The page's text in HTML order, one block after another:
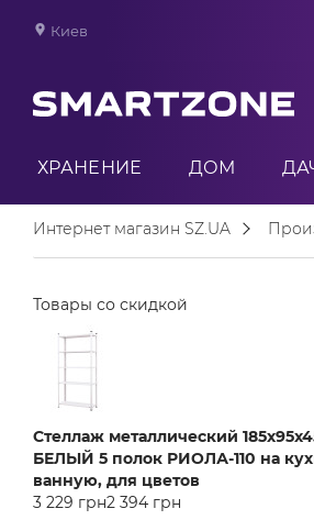
Киев
ХРАНЕНИЕ ДОМ
Интернет магазин SZ.UA
Товары со скидкой
Стеллаж металлический
БЕЛЫЙ 5 полок РИОЛА-110 на
ванную, для цветов
3 229 грн2 394 грн